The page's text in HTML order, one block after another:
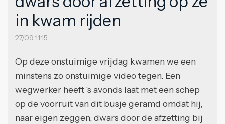
in kwam rijden
27/09 11:15
Op deze onstuimige vrijdag kwamen we een
minstens zo onstuimige video tegen. Een
wegwerker heeft 's avonds laat met een schep
op de voorruit van dit busje geramd omdat hij,
naar eigen zeggen, dwars door de afzetting bij